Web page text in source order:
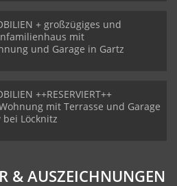
+ großzügiges und
mit
und Garage in Gartz
++RESERVIERT++
mit Terrasse und Garage
Löcknitz
& AUSZEICHNUNGEN